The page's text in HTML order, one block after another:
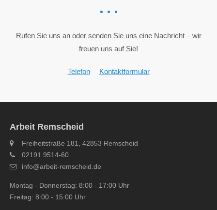
Rufen Sie uns an oder senden Sie uns eine Nachricht – wir
freuen uns auf Sie!
Telefon Kontaktformular
Arbeit Remscheid
Freiheitstraße 181, 42853 Remscheid
02191 9514-60
info@arbeit-remscheid.de
Montag - Donnerstag: 8:00 - 17:00 Uhr
Freitag: 8:00 - 15:00 Uhr